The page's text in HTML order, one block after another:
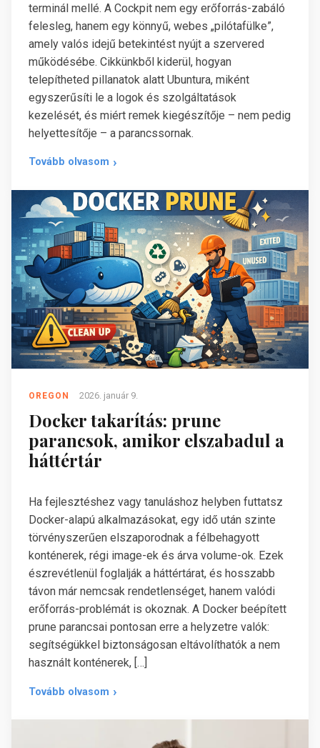
terminál mellé. A Cockpit nem egy erőforrás-zabáló
felesleg, hanem egy könnyű, webes „pilótafülke”,
amely valós idejű betekintést nyújt a szervered
működésébe. Cikkünkből kiderül, hogyan
telepítheted pillanatok alatt Ubuntura, miként
egyszerűsíti le a logok és szolgáltatások
kezelését, és miért remek kiegészítője – nem pedig
helyettesítője – a parancssornak.
Tovább olvasom
OREGON 2026. január 9.
Docker takarítás: prune
parancsok, amikor elszabadul a
háttértár
Ha fejlesztéshez vagy tanuláshoz helyben futtatsz
Docker-alapú alkalmazásokat, egy idő után szinte
törvényszerűen elszaporodnak a félbehagyott
konténerek, régi image-ek és árva volume-ok. Ezek
észrevétlenül foglalják a háttértárat, és hosszabb
távon már nemcsak rendetlenséget, hanem valódi
erőforrás-problémát is okoznak. A Docker beépített
prune parancsai pontosan erre a helyzetre valók:
segítségükkel biztonságosan eltávolíthatók a nem
használt konténerek, […]
Tovább olvasom